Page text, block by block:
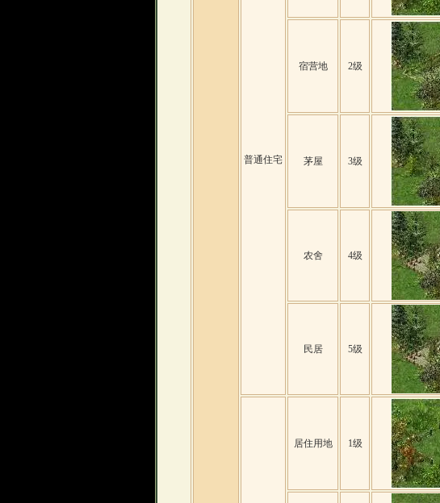
普通住宅
宿营地 2级
茅屋 3级
农舍 4级
民居 5级
居住用地 1级